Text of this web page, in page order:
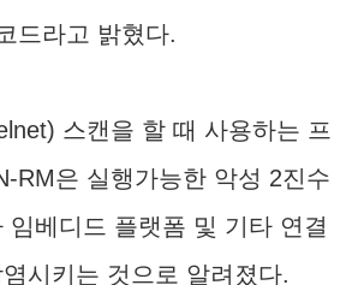
드라고 밝혔다.
스캔을 할 때 사용하는 프
RM은 실행가능한 악성 2진수
임베디드 플랫폼 및 기타 연결
시키는 것으로 알려졌다.